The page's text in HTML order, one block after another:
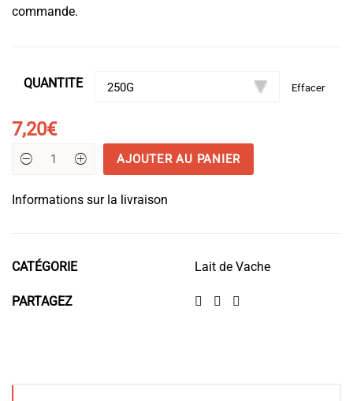
commande.
QUANTITE Effacer
7,20€
quantité
AJOUTER AU PANIER
Informations sur la livraison
CATÉGORIE Lait de Vache
PARTAGEZ